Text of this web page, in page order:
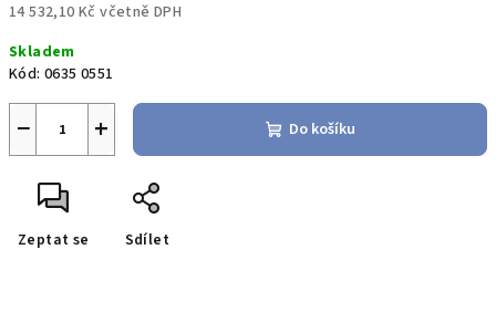
14 532,10 Kč včetně DPH
cena:
Skladem
Kód: 0635 0551
+
− Do košíku
Zeptat se Sdílet